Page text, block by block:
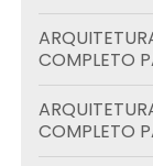
ARQUITETURA COMERCIAL LOJAS: GUIA
COMPLETO
ARQUITETURA DE INTERIORES COMERCIAL: GUIA
COMPLETO